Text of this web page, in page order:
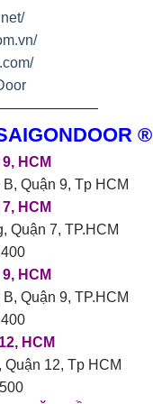
®
HCM
Quận 9, Tp HCM
HCM
Quận 7, TP.HCM
HCM
Quận 9, TP.HCM
HCM
12, Tp HCM